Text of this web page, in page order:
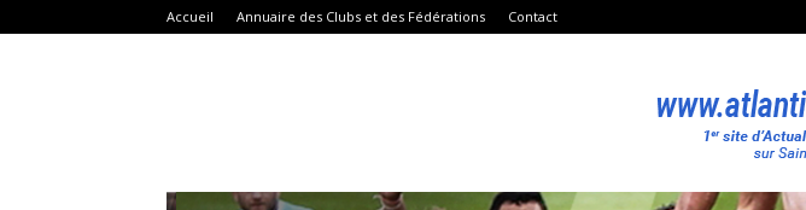
Accueil Annuaire des Clubs et des Fédérations Contact